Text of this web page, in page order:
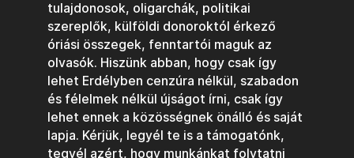
tulajdonosok, oligarchák, politikai
szereplők, külföldi donoroktól érkező
óriási összegek, fenntartói maguk az
olvasók. Hiszünk abban, hogy csak így
lehet Erdélyben cenzúra nélkül, szabadon
és félelmek nélkül újságot írni, csak így
lehet ennek a közösségnek önálló és saját
lapja. Kérjük, legyél te is a támogatónk,
tegyél azért, hogy munkánkat folytatni